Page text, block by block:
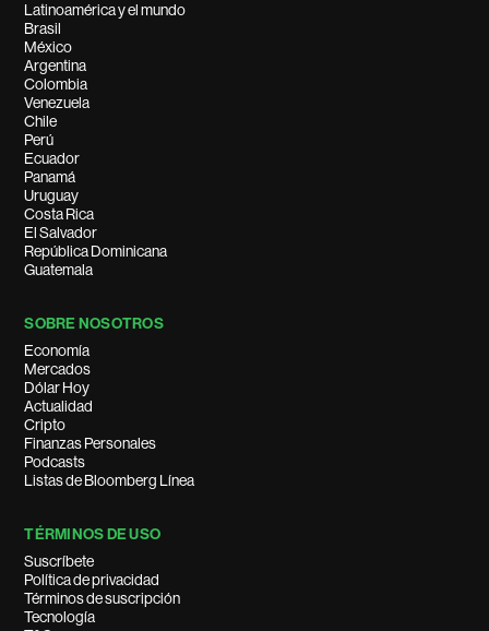
Latinoamérica y el mundo
Brasil
México
Argentina
Colombia
Venezuela
Chile
Perú
Ecuador
Panamá
Uruguay
Costa Rica
El Salvador
República Dominicana
Guatemala
SOBRE NOSOTROS
Economía
Mercados
Dólar Hoy
Actualidad
Cripto
Finanzas Personales
Podcasts
Listas de Bloomberg Línea
TÉRMINOS DE USO
Suscríbete
Política de privacidad
Términos de suscripción
Tecnología